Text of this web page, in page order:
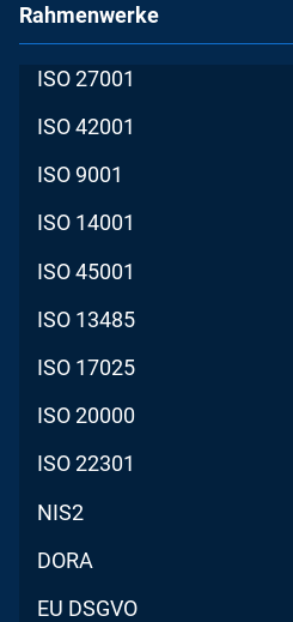
Rahmenwerke
ISO 27001
ISO 42001
ISO 9001
ISO 14001
ISO 45001
ISO 13485
ISO 17025
ISO 20000
ISO 22301
NIS2
DORA
EU DSGVO